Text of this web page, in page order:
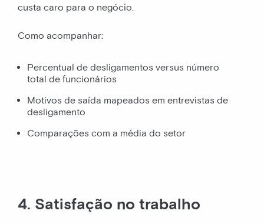
custa caro para o negócio.
Como acompanhar:
Percentual de desligamentos versus número
total de funcionários
Motivos de saída mapeados em entrevistas de
desligamento
Comparações com a média do setor
4. Satisfação no trabalho